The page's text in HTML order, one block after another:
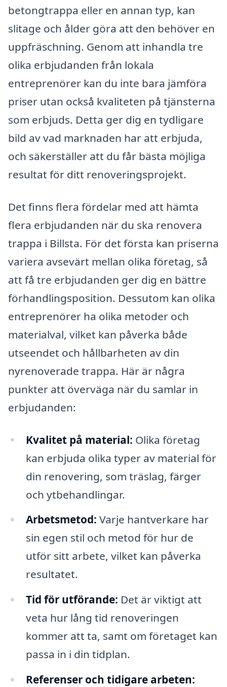
betongtrappa eller en annan typ, kan
slitage och ålder göra att den behöver en
uppfräschning. Genom att inhandla tre
olika erbjudanden från lokala
entreprenörer kan du inte bara jämföra
priser utan också kvaliteten på tjänsterna
som erbjuds. Detta ger dig en tydligare
bild av vad marknaden har att erbjuda,
och säkerställer att du får bästa möjliga
resultat för ditt renoveringsprojekt.
Det finns flera fördelar med att hämta
flera erbjudanden när du ska renovera
trappa i Billsta. För det första kan priserna
variera avsevärt mellan olika företag, så
att få tre erbjudanden ger dig en bättre
förhandlingsposition. Dessutom kan olika
entreprenörer ha olika metoder och
materialval, vilket kan påverka både
utseendet och hållbarheten av din
nyrenoverade trappa. Här är några
punkter att överväga när du samlar in
erbjudanden:
Kvalitet på material: Olika företag
kan erbjuda olika typer av material för
din renovering, som träslag, färger
och ytbehandlingar.
Arbetsmetod: Varje hantverkare har
sin egen stil och metod för hur de
utför sitt arbete, vilket kan påverka
resultatet.
Tid för utförande: Det är viktigt att
veta hur lång tid renoveringen
kommer att ta, samt om företaget kan
passa in i din tidplan.
Referenser och tidigare arbeten: